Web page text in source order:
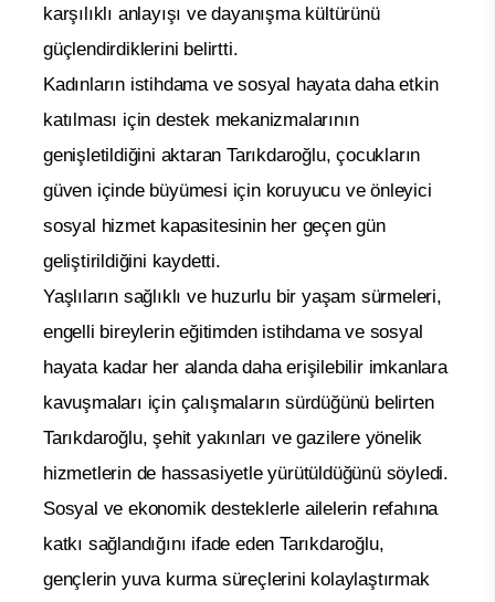
karşılıklı anlayışı ve dayanışma kültürünü
güçlendirdiklerini belirtti.
Kadınların istihdama ve sosyal hayata daha etkin
katılması için destek mekanizmalarının
genişletildiğini aktaran Tarıkdaroğlu, çocukların
güven içinde büyümesi için koruyucu ve önleyici
sosyal hizmet kapasitesinin her geçen gün
geliştirildiğini kaydetti.
Yaşlıların sağlıklı ve huzurlu bir yaşam sürmeleri,
engelli bireylerin eğitimden istihdama ve sosyal
hayata kadar her alanda daha erişilebilir imkanlara
kavuşmaları için çalışmaların sürdüğünü belirten
Tarıkdaroğlu, şehit yakınları ve gazilere yönelik
hizmetlerin de hassasiyetle yürütüldüğünü söyledi.
Sosyal ve ekonomik desteklerle ailelerin refahına
katkı sağlandığını ifade eden Tarıkdaroğlu,
gençlerin yuva kurma süreçlerini kolaylaştırmak